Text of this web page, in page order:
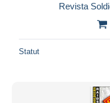
Revista
Statut